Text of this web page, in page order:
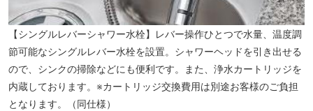
【シングルレバーシャワー水栓】レバー操作ひとつで水量、温度調
節可能なシングルレバー水栓を設置。シャワーヘッドを引き出せる
ので、シンクの掃除などにも便利です。また、浄水カートリッジを
内蔵しております。※カートリッジ交換費用は別途お客様のご負担
となります。（同仕様）